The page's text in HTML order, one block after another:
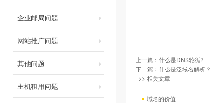
企业邮局问题
网站推广问题
其他问题
主机租用问题
上一篇： 什么是DNS轮循?
下一篇： 什么是泛域名解析？
>> 相关文章
域名的价值